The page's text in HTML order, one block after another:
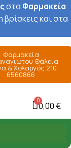
στα Φαρμακεία
και στα
Φαρμακεία
Θάλεια
& Χολαργός 210
6560866
0,00 €